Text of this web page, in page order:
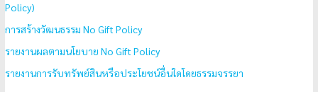
Policy)
การสร้างวัฒนธรรม No Gift Policy
รายงานผลตามนโยบาย No Gift Policy
รายงานการรับทรัพย์สินหรือประโยชน์อื่นใดโดยธรรมจรรยา